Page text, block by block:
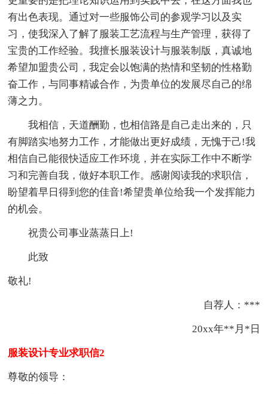
有出色表现。通过对一些服饰公司的参观学习以及实
习，使我深入了解了服装工艺流程与生产管理，获得了
宝贵的工作经验。我擅长服装设计与服装制版，真诚地
希望加盟贵公司，我定会以饱满的热情和坚韧的性格勤
奋工作，与同事精诚合作，为贵单位的发展尽自己的绵
薄之力。
我相信，天道酬勤，也相信路是自己走出来的，只
有脚踏实地努力工作，才能做出更好成绩，无愧于己!我
相信自己能很快适应工作环境，并在实际工作中不断学
习和完善自我，做好本职工作。感谢阅读我的求职信，
盼望着早日得到您的佳音!希望贵单位给我一个发挥能力
的机会。
祝贵公司事业蒸蒸日上!
此致
敬礼!
自荐人：***
20xx年**月*日
服装设计专业求职信2
尊敬的领导：